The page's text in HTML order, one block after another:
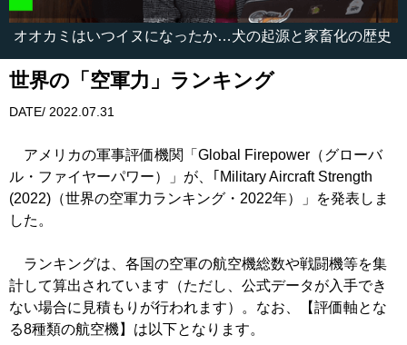
オオカミはいつイヌになったか…犬の起源と家畜化の歴史
世界の「空軍力」ランキング
DATE/ 2022.07.31
アメリカの軍事評価機関「Global Firepower（グローバ
ル・ファイヤーパワー）」が、｢Military Aircraft Strength
(2022)（世界の空軍力ランキング・2022年）」を発表しま
した。
ランキングは、各国の空軍の航空機総数や戦闘機等を集
計して算出されています（ただし、公式データが入手でき
ない場合に見積もりが行われます）。なお、【評価軸とな
る8種類の航空機】は以下となります。